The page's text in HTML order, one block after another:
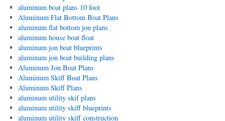
aluminum boat plans 10 foot
Aluminum Flat Bottom Boat Plans
aluminum flat bottom jon plans
aluminum house boat float
aluminum jon boat blueprints
aluminum jon boat building plans
Aluminum Jon Boat Plans
Aluminum Skiff Boat Plans
Aluminum Skiff Plans
aluminum utility skif plans
aluminum utility skiff blueprints
aluminum utility skiff construction